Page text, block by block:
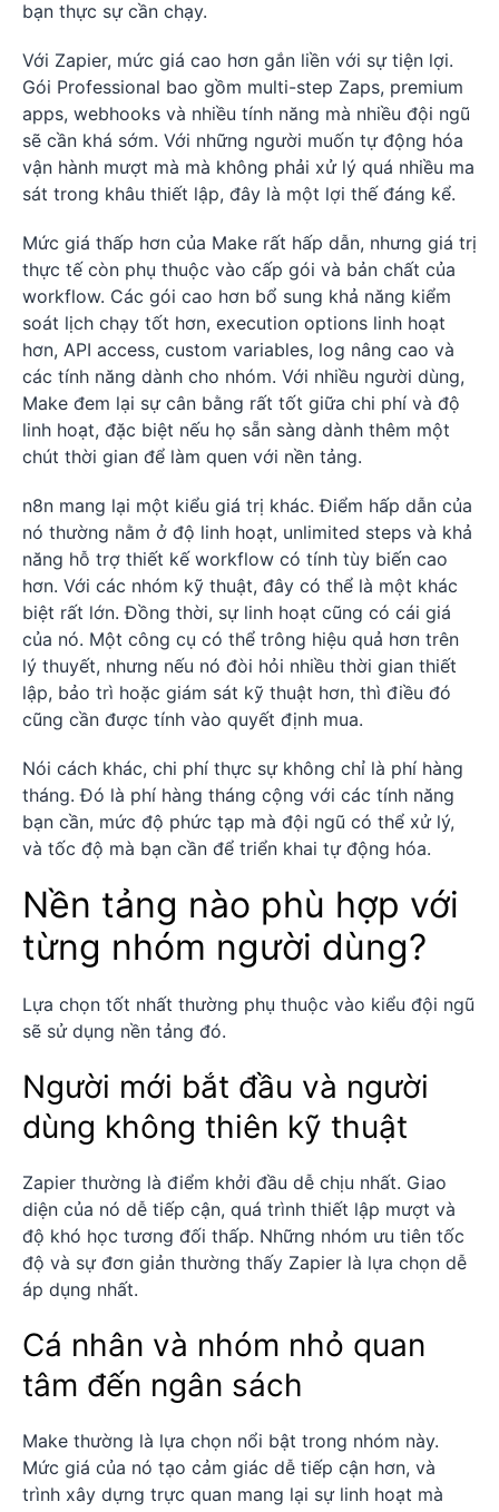
bạn thực sự cần chạy.
Với Zapier, mức giá cao hơn gắn liền với sự tiện lợi.
Gói Professional bao gồm multi-step Zaps, premium
apps, webhooks và nhiều tính năng mà nhiều đội ngũ
sẽ cần khá sớm. Với những người muốn tự động hóa
vận hành mượt mà mà không phải xử lý quá nhiều ma
sát trong khâu thiết lập, đây là một lợi thế đáng kể.
Mức giá thấp hơn của Make rất hấp dẫn, nhưng giá trị
thực tế còn phụ thuộc vào cấp gói và bản chất của
workflow. Các gói cao hơn bổ sung khả năng kiểm
soát lịch chạy tốt hơn, execution options linh hoạt
hơn, API access, custom variables, log nâng cao và
các tính năng dành cho nhóm. Với nhiều người dùng,
Make đem lại sự cân bằng rất tốt giữa chi phí và độ
linh hoạt, đặc biệt nếu họ sẵn sàng dành thêm một
chút thời gian để làm quen với nền tảng.
n8n mang lại một kiểu giá trị khác. Điểm hấp dẫn của
nó thường nằm ở độ linh hoạt, unlimited steps và khả
năng hỗ trợ thiết kế workflow có tính tùy biến cao
hơn. Với các nhóm kỹ thuật, đây có thể là một khác
biệt rất lớn. Đồng thời, sự linh hoạt cũng có cái giá
của nó. Một công cụ có thể trông hiệu quả hơn trên
lý thuyết, nhưng nếu nó đòi hỏi nhiều thời gian thiết
lập, bảo trì hoặc giám sát kỹ thuật hơn, thì điều đó
cũng cần được tính vào quyết định mua.
Nói cách khác, chi phí thực sự không chỉ là phí hàng
tháng. Đó là phí hàng tháng cộng với các tính năng
bạn cần, mức độ phức tạp mà đội ngũ có thể xử lý,
và tốc độ mà bạn cần để triển khai tự động hóa.
Nền tảng nào phù hợp với
từng nhóm người dùng?
Lựa chọn tốt nhất thường phụ thuộc vào kiểu đội ngũ
sẽ sử dụng nền tảng đó.
Người mới bắt đầu và người
dùng không thiên kỹ thuật
Zapier thường là điểm khởi đầu dễ chịu nhất. Giao
diện của nó dễ tiếp cận, quá trình thiết lập mượt và
độ khó học tương đối thấp. Những nhóm ưu tiên tốc
độ và sự đơn giản thường thấy Zapier là lựa chọn dễ
áp dụng nhất.
Cá nhân và nhóm nhỏ quan
tâm đến ngân sách
Make thường là lựa chọn nổi bật trong nhóm này.
Mức giá của nó tạo cảm giác dễ tiếp cận hơn, và
trình xây dựng trực quan mang lại sự linh hoạt mà